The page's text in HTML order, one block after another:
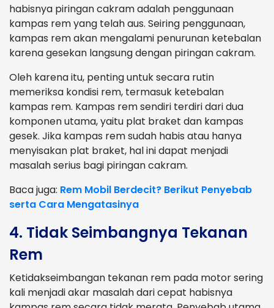
habisnya piringan cakram adalah penggunaan
kampas rem yang telah aus. Seiring penggunaan,
kampas rem akan mengalami penurunan ketebalan
karena gesekan langsung dengan piringan cakram.
Oleh karena itu, penting untuk secara rutin
memeriksa kondisi rem, termasuk ketebalan
kampas rem. Kampas rem sendiri terdiri dari dua
komponen utama, yaitu plat braket dan kampas
gesek. Jika kampas rem sudah habis atau hanya
menyisakan plat braket, hal ini dapat menjadi
masalah serius bagi piringan cakram.
Baca juga: Rem Mobil Berdecit? Berikut Penyebab
serta Cara Mengatasinya
4. Tidak Seimbangnya Tekanan
Rem
Ketidakseimbangan tekanan rem pada motor sering
kali menjadi akar masalah dari cepat habisnya